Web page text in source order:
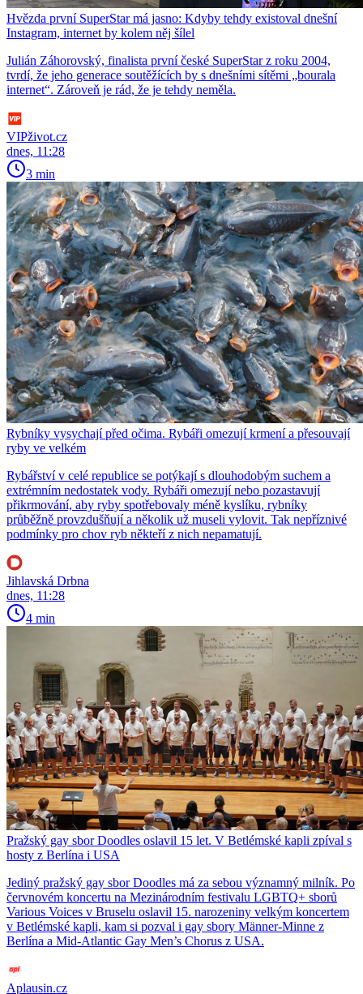
Hvězda první SuperStar má jasno: Kdyby tehdy existoval dnešní
Instagram, internet by kolem něj šílel
Julián Záhorovský, finalista první české SuperStar z roku 2004,
tvrdí, že jeho generace soutěžících by s dnešními sítěmi „bourala
internet“. Zároveň je rád, že je tehdy neměla.
VIPživot.cz
dnes, 11:28
3 min
Rybníky vysychají před očima. Rybáři omezují krmení a přesouvají
ryby ve velkém
Rybářství v celé republice se potýkají s dlouhodobým suchem a
extrémním nedostatek vody. Rybáři omezují nebo pozastavují
přikrmování, aby ryby spotřebovaly méně kyslíku, rybníky
průběžně provzdušňují a několik už museli vylovit. Tak nepříznivé
podmínky pro chov ryb někteří z nich nepamatují.
Jihlavská Drbna
dnes, 11:28
4 min
Pražský gay sbor Doodles oslavil 15 let. V Betlémské kapli zpíval s
hosty z Berlína i USA
Jediný pražský gay sbor Doodles má za sebou významný milník. Po
červnovém koncertu na Mezinárodním festivalu LGBTQ+ sborů
Various Voices v Bruselu oslavil 15. narozeniny velkým koncertem
v Betlémské kapli, kam si pozval i gay sbory Männer-Minne z
Berlína a Mid-Atlantic Gay Men’s Chorus z USA.
Aplausin.cz